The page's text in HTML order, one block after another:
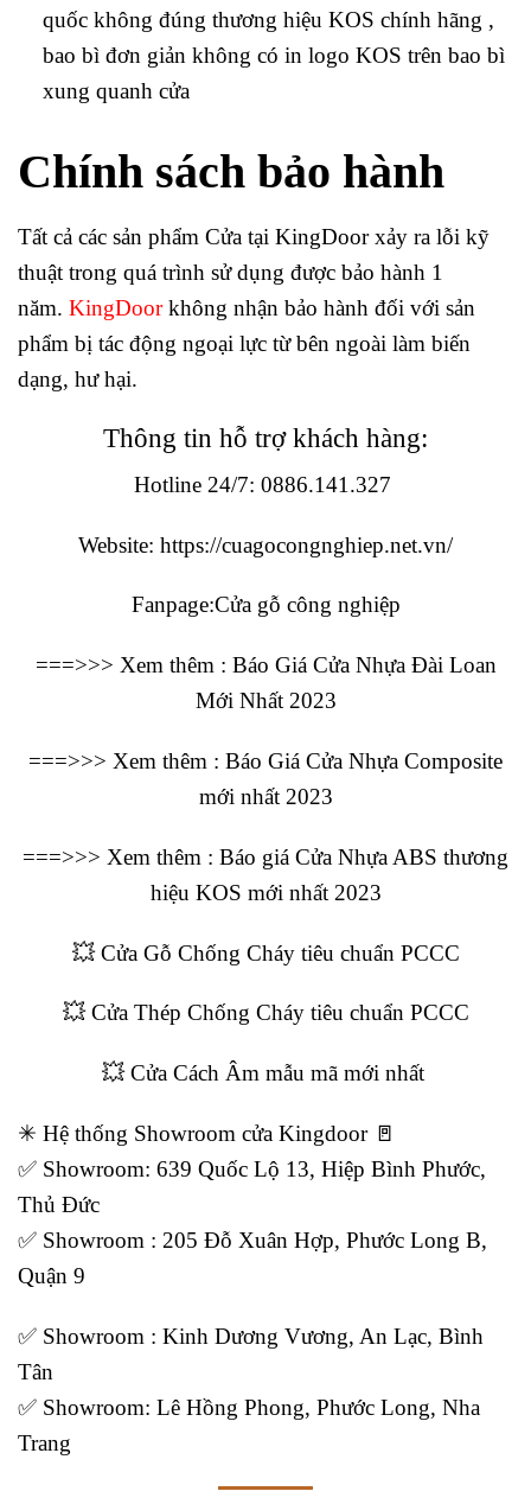
quốc không đúng thương hiệu KOS chính hãng ,
bao bì đơn giản không có in logo KOS trên bao bì
xung quanh cửa
Chính sách bảo hành
Tất cả các sản phẩm Cửa tại KingDoorxảy ra lỗi kỹ
thuật trong quá trình sử dụng được bảo hành 1
năm. KingDoorkhông nhận bảo hành đối với sản
phẩm bị tác động ngoại lực từ bên ngoài làm biến
dạng, hư hại.
Thông tin hỗ trợ khách hàng:
Hotline 24/7: 0886.141.327
Website: https://cuagocongnghiep.net.vn/
Fanpage:Cửa gỗ công nghiệp
===>>> Xem thêm : Báo Giá Cửa Nhựa Đài Loan
Mới Nhất 2023
===>>> Xem thêm : Báo Giá Cửa Nhựa Composite
mới nhất 2023
===>>> Xem thêm : Báo giá Cửa Nhựa ABS thương
hiệu KOS mới nhất 2023
💥 Cửa Gỗ Chống Cháy tiêu chuẩn PCCC
💥 Cửa Thép Chống Cháy tiêu chuẩn PCCC
💥Cửa Cách Âm mẫu mã mới nhất
✳ Hệ thống Showroom cửa Kingdoor 🚪
✅ Showroom: 639 Quốc Lộ 13, Hiệp Bình Phước,
Thủ Đức
✅ Showroom : 205 Đỗ Xuân Hợp, Phước Long B,
Quận 9
✅ Showroom : Kinh Dương Vương, An Lạc, Bình
Tân
✅ Showroom: Lê Hồng Phong, Phước Long, Nha
Trang